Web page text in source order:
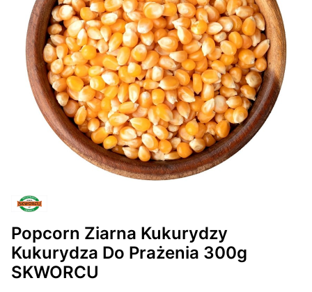
Popcorn Ziarna Kukurydzy
Kukurydza Do Prażenia 300g
SKWORCU